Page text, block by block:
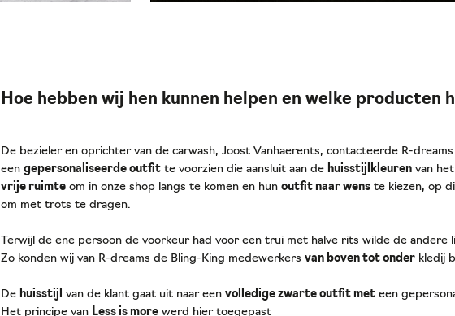
Hoe hebben wij hen kunnen helpen en welke producten
De bezieler en oprichter van de carwash, Joost Vanhaerents, contacteerde R-
een gepersonaliseerde outfit te voorzien die aansluit aan de huisstijlkleuren van
vrije ruimte om in onze shop langs te komen en hun outfit naar wens te kiezen, op
om met trots te dragen.
Terwijl de ene persoon de voorkeur had voor een trui met halve rits wilde de andere
Zo konden wij van R-dreams de Bling-King medewerkers van boven tot onder kledij
De huisstijl van de klant gaat uit naar een volledige zwarte outfit met een
Het principe van Less is more werd hier toegepast